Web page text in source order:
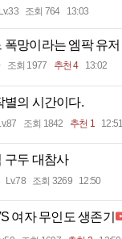
Lv.33 조회 764 13:03
폭망이라는 엠팍 유저
조회 1977 추천 4 13:02
별의 시간이다.
조회 1842 추천 1 12:51
구두 대참사
Lv.78 조회 3269 12:50
여자 무인도 생존기